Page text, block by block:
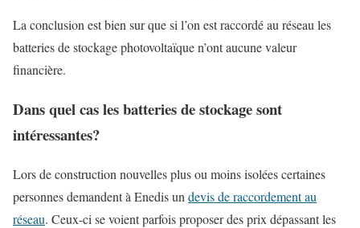
La conclusion est bien sur que si l’on est raccordé au réseau les
batteries de stockage photovoltaïque n’ont aucune valeur
financière.
Dans quel cas les batteries de stockage sont
intéressantes?
Lors de construction nouvelles plus ou moins isolées certaines
personnes demandent à Enedis un devis de raccordement au
réseau. Ceux-ci se voient parfois proposer des prix dépassant les